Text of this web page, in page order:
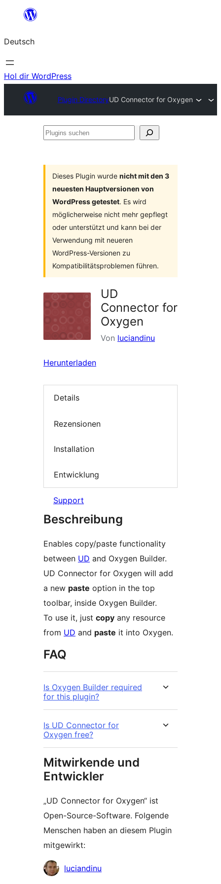
springen
Deutsch
Hol dir WordPress
Plugin DirectoryUD Connector for Oxygen
Plugins
Dieses Plugin wurde nicht mit den 3
neuesten Hauptversionen von
WordPress getestet. Es wird
möglicherweise nicht mehr gepflegt
oder unterstützt und kann bei der
Verwendung mit neueren
WordPress-Versionen zu
Kompatibilitätsproblemen führen.
UD
Connector for
Oxygen
Von luciandinu
Herunterladen
Details
Rezensionen
Installation
Entwicklung
Support
Beschreibung
Enables copy/paste functionality
between UD and Oxygen Builder.
UD Connector for Oxygen will add
a new paste option in the top
toolbar, inside Oxygen Builder.
To use it, just copy any resource
from UD and paste it into Oxygen.
FAQ
Is Oxygen Builder required
for this plugin?
Is UD Connector for
Oxygen free?
Mitwirkende und
Entwickler
„UD Connector for Oxygen“ ist
Open-Source-Software. Folgende
Menschen haben an diesem Plugin
mitgewirkt:
Mitwirkende
luciandinu